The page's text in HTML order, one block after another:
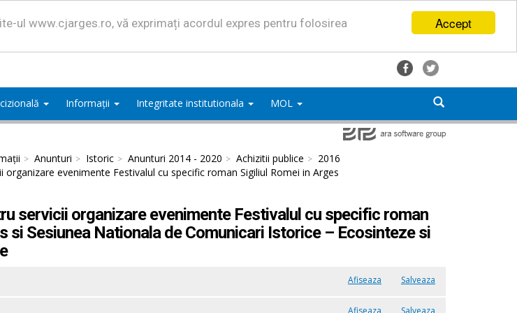
Accept
ul www.cjarges.ro, vă exprimați acordul expres pentru folosirea
Informații Integritate institutionala MOL
Anunturi Istoric Anunturi 2014 - 2020 Achizitii publice
2016
organizare evenimente Festivalul cu specific roman Sigiliul Romei in Arges
servicii organizare evenimente Festivalul cu specific roman
si Sesiunea Nationala de Comunicari Istorice – Ecosinteze si
Afiseaza Salveaza
Afiseaza Salveaza